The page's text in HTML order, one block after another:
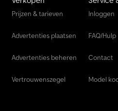
Prijzen & tarieven
Advertenties plaatsen
Advertenties beheren
Vertrouwenszegel
Inloggen
FAQ/Hulp
Contact
Model